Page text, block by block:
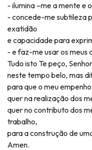
- ilumina –me a mente e
- concede-me subtileza
exatidão
e capacidade para
- e faz-me usar os meus
Tudo isto Te peço,
neste tempo belo, mas
para que o meu
quer na realização dos
quer no contributo dos
trabalho,
para a construção de
Amen.